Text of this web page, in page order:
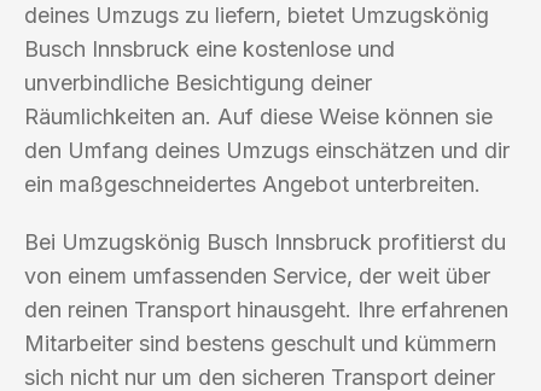
deines Umzugs zu liefern, bietet Umzugskönig
Busch Innsbruck eine kostenlose und
unverbindliche Besichtigung deiner
Räumlichkeiten an. Auf diese Weise können sie
den Umfang deines Umzugs einschätzen und dir
ein maßgeschneidertes Angebot unterbreiten.
Bei Umzugskönig Busch Innsbruck profitierst du
von einem umfassenden Service, der weit über
den reinen Transport hinausgeht. Ihre erfahrenen
Mitarbeiter sind bestens geschult und kümmern
sich nicht nur um den sicheren Transport deiner